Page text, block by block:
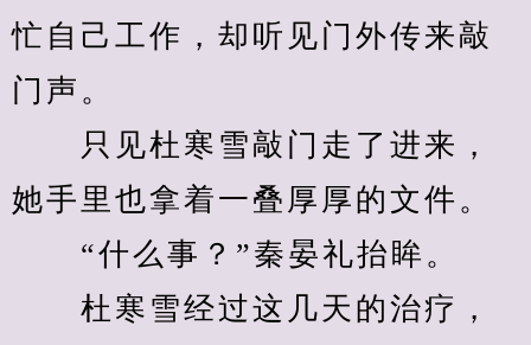
忙自己工作，却听见门外传来敲
门声。
只见杜寒雪敲门走了进来，
她手里也拿着一叠厚厚的文件。
“什么事？”秦晏礼抬眸。
杜寒雪经过这几天的治疗，